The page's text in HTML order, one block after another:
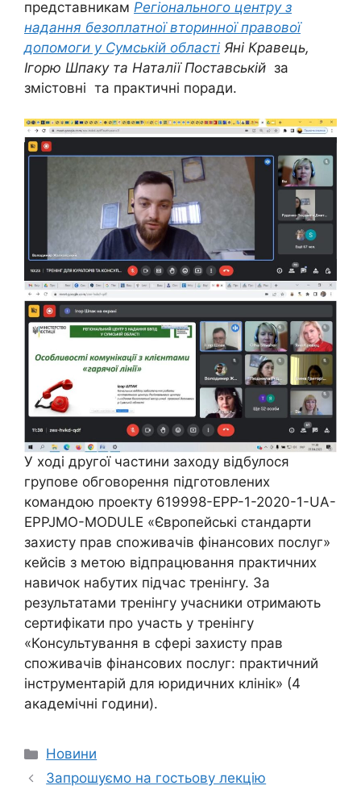
представникам Регіонального центру з
надання безоплатної вторинної правової
допомоги у Сумській області Яні Кравець,
Ігорю Шпаку та Наталії Поставській за
змістовні та практичні поради.
У ході другої частини заходу відбулося
групове обговорення підготовлених
командою проекту 619998-EPP-1-2020-1-UA-
EPPJMO-MODULE «Європейські стандарти
захисту прав споживачів фінансових послуг»
кейсів з метою відпрацювання практичних
навичок набутих підчас тренінгу. За
результатами тренінгу учасники отримають
сертифікати про участь у тренінгу
«Консультування в сфері захисту прав
споживачів фінансових послуг: практичний
інструментарій для юридичних клінік» (4
академічні години).
Новини
Запрошуємо на гостьову лекцію